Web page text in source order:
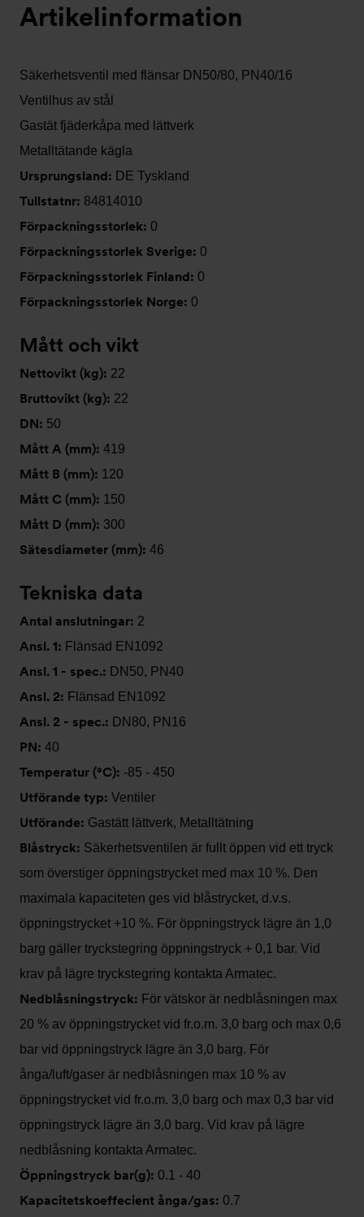
nu)
Artikelinformation
Säkerhetsventil med flänsar DN50/80, PN40/16
Ventilhus av stål
Gastät fjäderkåpa med lättverk
Metalltätande kägla
Ursprungsland: DE Tyskland
Tullstatnr: 84814010
Förpackningsstorlek: 0
Förpackningsstorlek Sverige: 0
Förpackningsstorlek Finland: 0
Förpackningsstorlek Norge: 0
Mått och vikt
Nettovikt (kg): 22
Bruttovikt (kg): 22
DN: 50
Mått A (mm): 419
Mått B (mm): 120
Mått C (mm): 150
Mått D (mm): 300
Sätesdiameter (mm): 46
Tekniska data
Antal anslutningar: 2
Ansl. 1: Flänsad EN1092
Ansl. 1 - spec.: DN50, PN40
Ansl. 2: Flänsad EN1092
Ansl. 2 - spec.: DN80, PN16
PN: 40
Temperatur (°C): -85 - 450
Utförande typ: Ventiler
Utförande: Gastätt lättverk, Metalltätning
Blåstryck: Säkerhetsventilen är fullt öppen vid ett tryck
som överstiger öppningstrycket med max 10 %. Den
maximala kapaciteten ges vid blåstrycket, d.v.s.
öppningstrycket +10 %. För öppningstryck lägre än 1,0
barg gäller tryckstegring öppningstryck + 0,1 bar. Vid
krav på lägre tryckstegring kontakta Armatec.
Nedblåsningstryck: För vätskor är nedblåsningen max
20 % av öppningstrycket vid fr.o.m. 3,0 barg och max 0,6
bar vid öppningstryck lägre än 3,0 barg. För
ånga/luft/gaser är nedblåsningen max 10 % av
öppningstrycket vid fr.o.m. 3,0 barg och max 0,3 bar vid
öppningstryck lägre än 3,0 barg. Vid krav på lägre
nedblåsning kontakta Armatec.
Öppningstryck bar(g): 0.1 - 40
Kapacitetskoeffecient ånga/gas: 0.7